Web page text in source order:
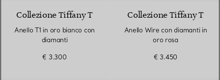
Collezione Tiffany T
Anello T1 in oro bianco con
diamanti
€ 3.300
Collezione Tiffany T
Anello Wire con diamanti in
oro rosa
€ 3.450